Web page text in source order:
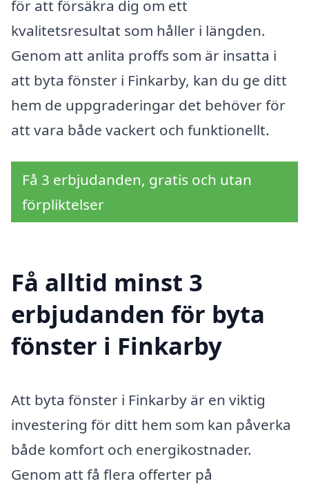
för att försäkra dig om ett
kvalitetsresultat som håller i längden.
Genom att anlita proffs som är insatta i
att byta fönster i Finkarby, kan du ge ditt
hem de uppgraderingar det behöver för
att vara både vackert och funktionellt.
Få 3 erbjudanden, gratis och utan
förpliktelser
Få alltid minst 3
erbjudanden för byta
fönster i Finkarby
Att byta fönster i Finkarby är en viktig
investering för ditt hem som kan påverka
både komfort och energikostnader.
Genom att få flera offerter på